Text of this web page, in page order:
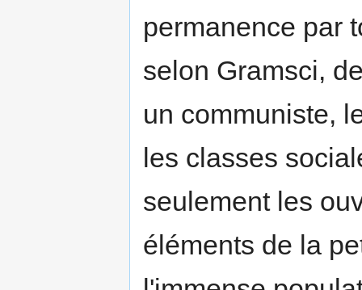
permanence par
selon Gramsci,
un communiste,
les classes
seulement les
éléments de la